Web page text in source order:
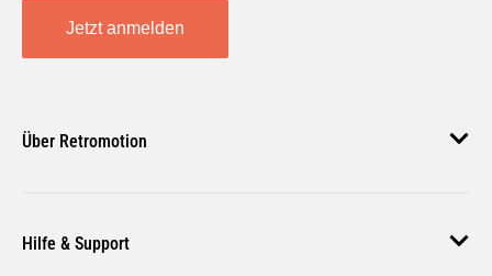
Jetzt anmelden
Über Retromotion
Unsere Jobs
Hilfe & Support